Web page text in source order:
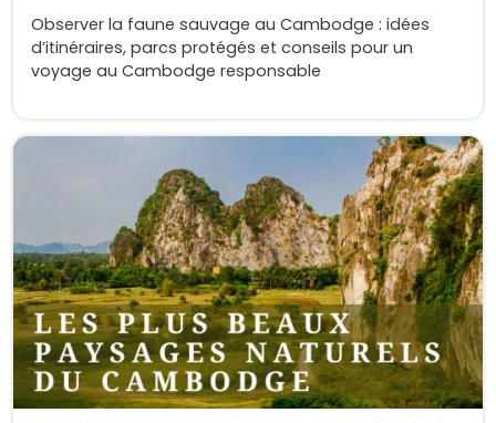
Observer la faune sauvage au Cambodge : idées
d’itinéraires, parcs protégés et conseils pour un
voyage au Cambodge responsable